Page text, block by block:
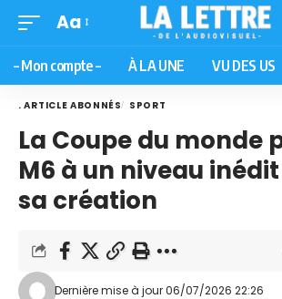
Aa
– Mon compte – À LA UNE VU DES US
. ARTICLE ABONNÉS SPORT
La Coupe du monde
M6 à un niveau
sa création
Dernière mise à jour 06/07/2026 22:26